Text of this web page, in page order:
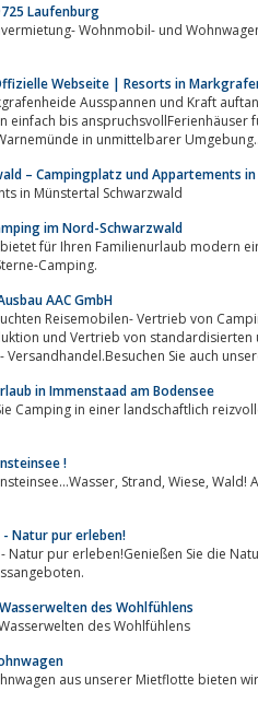
Laufenburg
Wohnmobil- und
Webseite | Resorts in
hinter den DünenNatur pur
einfach bis
in unmittelbarer
– Campingplatz und Appartements
in Münstertal Schwarzwald
im Nord-Schwarzwald
Ihren Familienurlaub modern eingerichtete
Camping.
AAC GmbH
Reisemobilen- Vertrieb von
und Vertrieb von
Versandhandel.Besuchen Sie auch
in Immenstaad am Bodensee
Camping in einer landschaftlich
!
Alles inklusive im Camping & Ferienpark
Natur pur erleben!
pur erleben!Genießen Sie die Natur und
Wasserwelten des Wohlfühlens
des Wohlfühlens
aus unserer Mietflotte bieten